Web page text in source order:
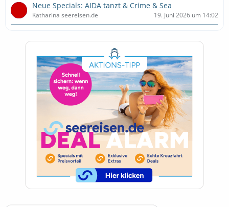
Neue Specials: AIDA tanzt & Crime & Sea
Katharina seereisen.de 19. Juni 2026 um 14:02